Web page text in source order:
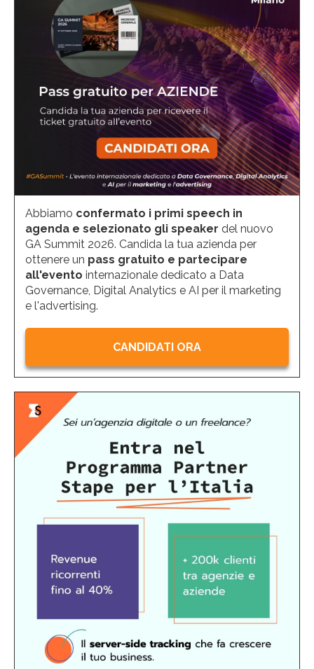
Abbiamo confermato i primi speech in
agenda e selezionato gli speaker del nuovo
GA Summit 2026. Candida la tua azienda per
ottenere un pass gratuito e partecipare
all'evento internazionale dedicato a Data
Governance, Digital Analytics e AI per il marketing
e l'advertising.
CANDIDATI ORA